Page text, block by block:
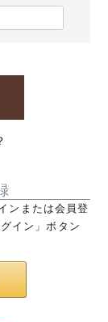
ンまたは会員登
イン」ボタン